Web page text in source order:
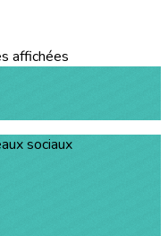
affichées
sociaux